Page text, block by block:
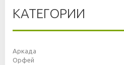
КАТЕГОРИИ
Аркада
Орфей